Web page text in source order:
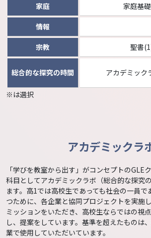
家庭 家庭基
情報
宗教 聖書
総合的な探究の時間 アカデミッ
※は選択
アカデミックラ
「学びを教室から出す」がコンセプトのGLE
科目としてアカデミックラボ（総合的な探究
ます。高1では高校生であっても社会の一員で
つために、各企業と協同プロジェクトを実施
ミッションをいただき、高校生ならではの視
し、提案をしています。基準を超えたものは
業で使用していただいています。